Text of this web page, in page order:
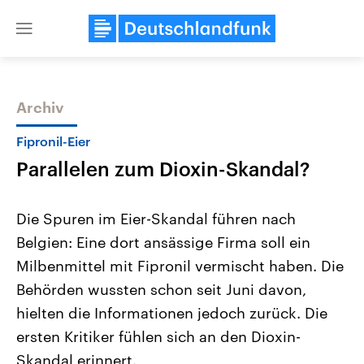
Close
Themen
Landtagswahl Sachsen-Anhalt
2026
Alle Informationen
Sachsen-Anhalt wählt am 6.
September 2026 einen neuen
Bundesland von einer Koalition aus
USA
Aktuelle Beiträge,
Hintergründe
Wirtschaftlich und
gehören die Vereinigten
Archiv
Fipronil-Eier
Parallelen zum Dioxin-Skandal?
Die Spuren im Eier-Skandal führen nach
Belgien: Eine dort ansässige Firma soll ein
Milbenmittel mit Fipronil vermischt haben. Die
Behörden wussten schon seit Juni davon,
hielten die Informationen jedoch zurück. Die
ersten Kritiker fühlen sich an den Dioxin-
Skandal erinnert.